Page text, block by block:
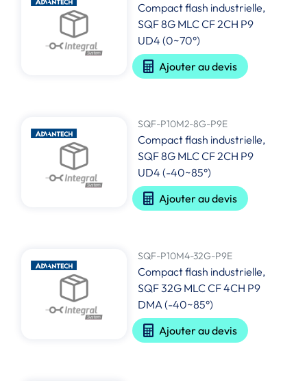
Compact flash industrielle,
SQF 8G MLC CF 2CH P9
UD4 (0~70°)
Ajouter au devis
SQF-P10M2-8G-P9E
Compact flash industrielle,
SQF 8G MLC CF 2CH P9
UD4 (-40~85°)
Ajouter au devis
SQF-P10M4-32G-P9E
Compact flash industrielle,
SQF 32G MLC CF 4CH P9
DMA (-40~85°)
Ajouter au devis